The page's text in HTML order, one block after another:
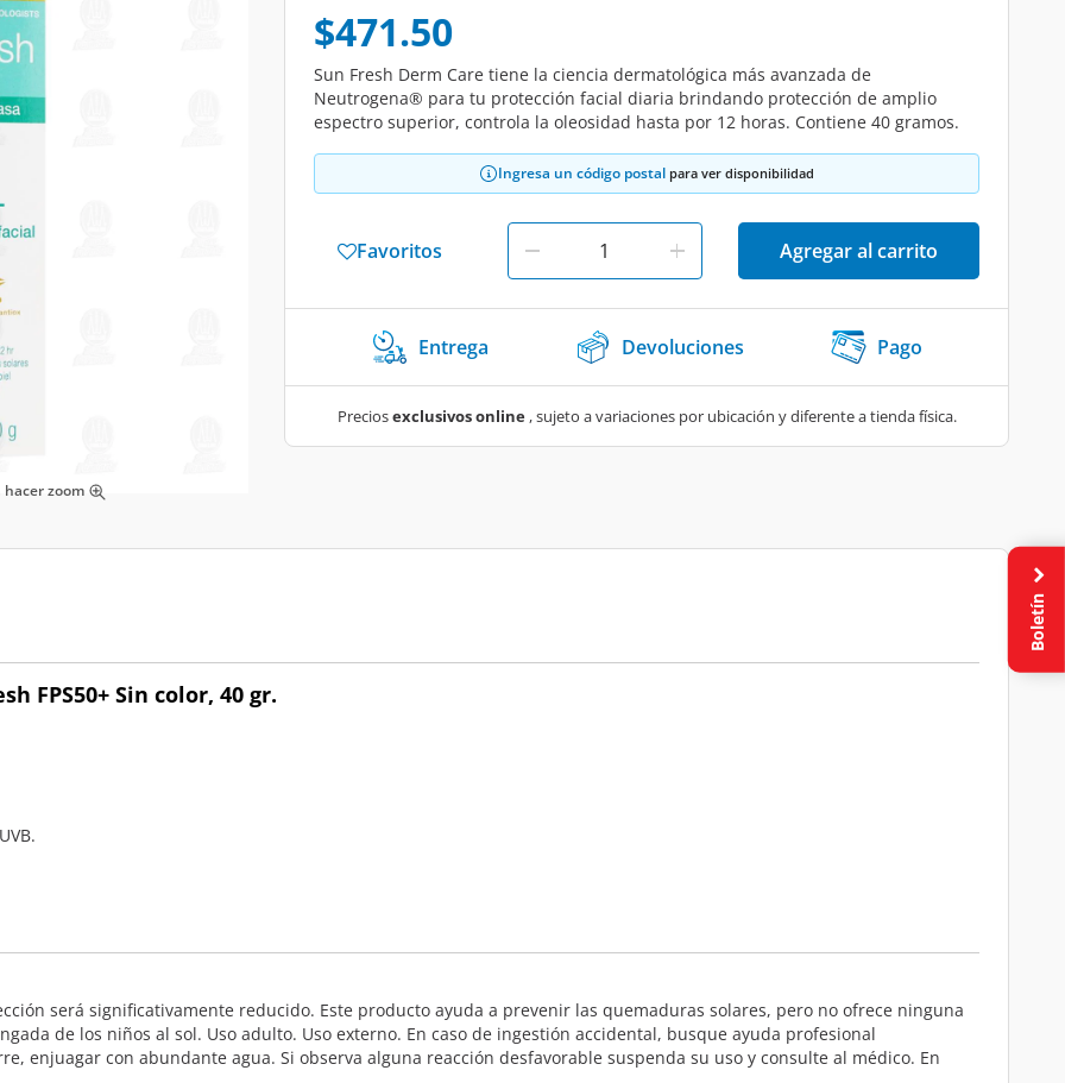
hacer zoom
$471.50
Sun Fresh Derm Care tiene la ciencia dermatológica más avanzada de
Neutrogena® para tu protección facial diaria brindando protección de amplio
espectro superior, controla la oleosidad hasta por 12 horas. Contiene 40 gramos.
Ingresa un código postal para ver disponibilidad
Favoritos Agregar al carrito
Entrega Devoluciones Pago
Preciosexclusivos online, sujeto a variaciones por ubicación y diferente a tienda física.
FPS50+ Sin color, 40 gr.
será significativamente reducido. Este producto ayuda a prevenir las quemaduras solares, pero no ofrece ninguna
de los niños al sol. Uso adulto. Uso externo. En caso de ingestión accidental, busque ayuda profesional
enjuagar con abundante agua. Si observa alguna reacción desfavorable suspenda su uso y consulte al médico. En
Boletín